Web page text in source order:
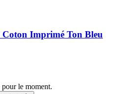
Imprimé Ton Bleu
le moment.